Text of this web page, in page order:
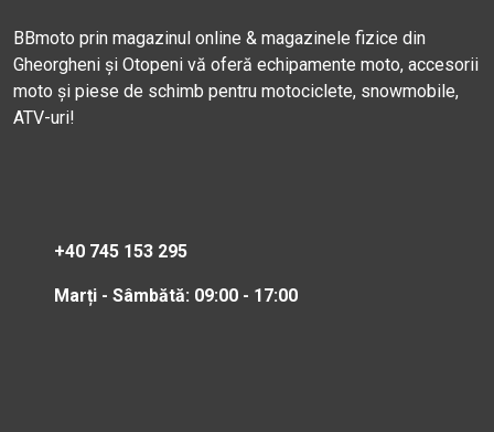
BBmoto prin magazinul online & magazinele fizice din
Gheorgheni și Otopeni vă oferă echipamente moto, accesorii
moto și piese de schimb pentru motociclete, snowmobile,
ATV-uri!
+40 745 153 295
Marți - Sâmbătă: 09:00 - 17:00